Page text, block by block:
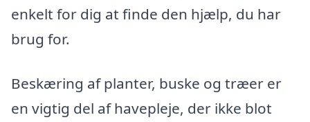
enkelt for dig at finde den hjælp, du har
brug for.
Beskæring af planter, buske og træer er
en vigtig del af havepleje, der ikke blot